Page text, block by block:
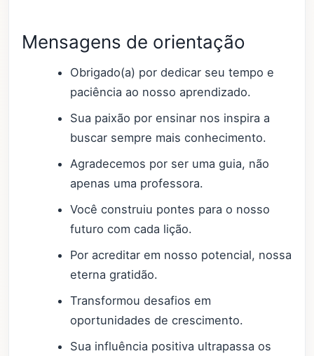
Mensagens de orientação
Obrigado(a) por dedicar seu tempo e
paciência ao nosso aprendizado.
Sua paixão por ensinar nos inspira a
buscar sempre mais conhecimento.
Agradecemos por ser uma guia, não
apenas uma professora.
Você construiu pontes para o nosso
futuro com cada lição.
Por acreditar em nosso potencial, nossa
eterna gratidão.
Transformou desafios em
oportunidades de crescimento.
Sua influência positiva ultrapassa os